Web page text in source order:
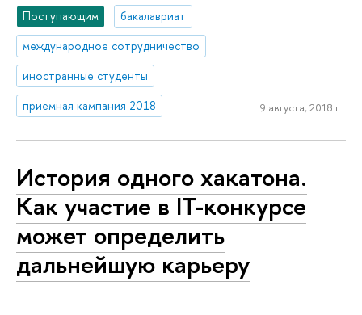
Поступающим
бакалавриат
международное сотрудничество
иностранные студенты
приемная кампания 2018
9 августа, 2018 г.
История одного хакатона.
Как участие в IT-конкурсе
может определить
дальнейшую карьеру